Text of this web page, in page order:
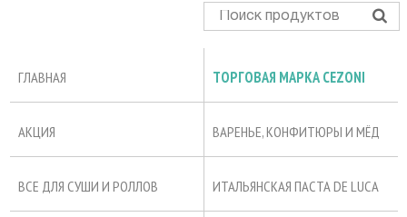
ГЛАВНАЯ ТОРГОВАЯ МАРКА CEZONI
АКЦИЯ ВАРЕНЬЕ, КОНФИТЮРЫ И МЁД
ВСЕ ДЛЯ СУШИ И РОЛЛОВ ИТАЛЬЯНСКАЯ ПАСТА DE LUCA